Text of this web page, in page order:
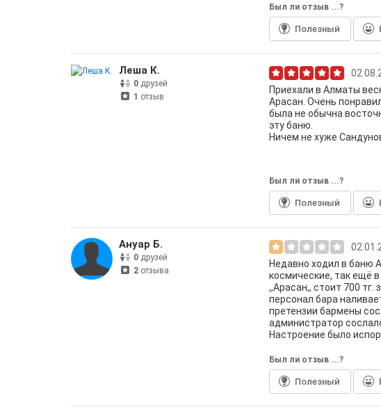
Был ли отзыв ...?
Полезный
Леша К.
0 друзей
1 отзыв
Приехали в Алматы
Арасан. Очень
была не обычна
эту баню.
Ничем не хуже
Был ли отзыв ...?
Полезный
Ануар Б.
0 друзей
2 отзыва
Недавно ходил в баню
космические, так ещё
,,Арасан,, стоит 700 тг.
персонал бара
претензии бармены
администратор
Настроение было
Был ли отзыв ...?
Полезный